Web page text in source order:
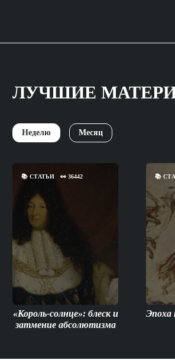
ЛУЧШИЕ
Неделю Месяц
📚 СТАТЬИ 👀 36442
«Король-солнце»: блеск и
затмение абсолютизма
📚
Эпоха